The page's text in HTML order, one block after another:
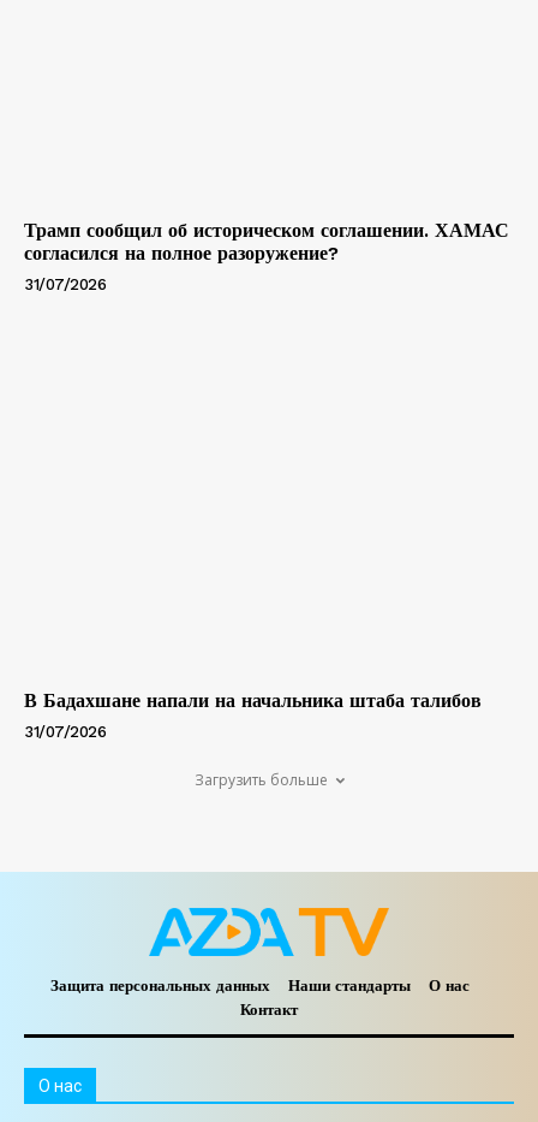
Трамп сообщил об историческом соглашении. ХАМАС
согласился на полное разоружение?
31/07/2026
В Бадахшане напали на начальника штаба талибов
31/07/2026
Загрузить больше
Защита персональных данных Наши стандарты
О нас
Контакт
O нас